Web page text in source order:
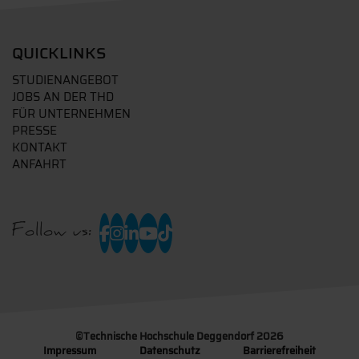
QUICKLINKS
STUDIENANGEBOT
JOBS AN DER THD
FÜR UNTERNEHMEN
PRESSE
KONTAKT
ANFAHRT
Follow us:
©Technische Hochschule Deggendorf 2026
Impressum
Datenschutz Barrierefreiheit